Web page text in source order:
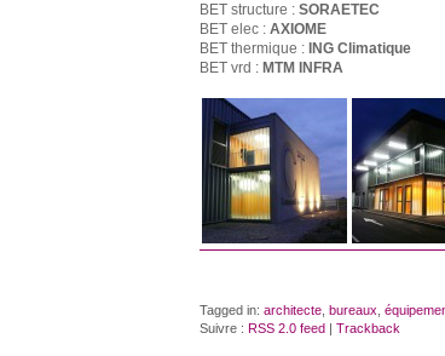
BET structure : SORAETEC
BET elec : AXIOME
BET thermique :ING Climatique
BET vrd : MTM INFRA
Tagged in: architecte, bureaux
Suivre : RSS 2.0 feed| Trackback